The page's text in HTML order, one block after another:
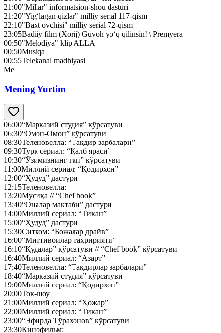
21:00"Millar" informatsion-shou dasturi
21:20"Yig‘lagan qizlar" milliy serial 117-qism
22:10"Baxt ovchisi" milliy serial 72-qism
23:05Badiiy film (Xorij) Guvoh yo‘q qilinsin! \ Premyera
00:50"Melodiya" klip ALLA
00:50Musiqa
00:55Telekanal madhiyasi
Me
Mening Yurtim
06:00“Марказий студия” кўрсатуви
06:30“Омон-Омон” кўрсатуви
08:30Теленовелла: “Тақдир зарбалари”
09:30Турк сериал: “Қалб яраси”
10:30“Ўзимизнинг гап” кўрсатуви
11:00Миллий сериал: “Қодирхон”
12:00“Ҳудуд” дастури
12:15Теленовелла:
13:20Мусиқа // “Chef book”
13:40“Оналар мактаби” дастури
14:00Миллий сериал: “Тикан”
15:00“Ҳудуд” дастури
15:30Ситком: “Божалар драйв”
16:00“Миттивойлар таҳририяти”
16:10“Қудалар” кўрсатуви // “Chef book” кўрсатуви
16:40Миллий сериал: “Азарт”
17:40Теленовелла: “Тақдирлар зарбалари”
18:40“Марказий студия” кўрсатуви
19:00Миллий сериал: “Қодирхон”
20:00Ток-шоу
21:00Миллий сериал: “Ҳожар”
22:00Миллий сериал: “Тикан”
23:00“Эфирда Тўрахонов” кўрсатуви
23:30Кинофильм: